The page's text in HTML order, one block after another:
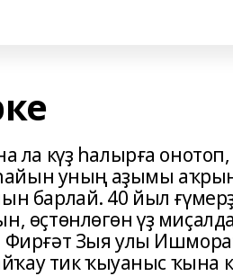
ла күҙ һалырға
уның аҙымы
барлай. 40 йыл
өҫтөнлөгөн үҙ
Зыя улы
тик ҡыуаныс ҡына